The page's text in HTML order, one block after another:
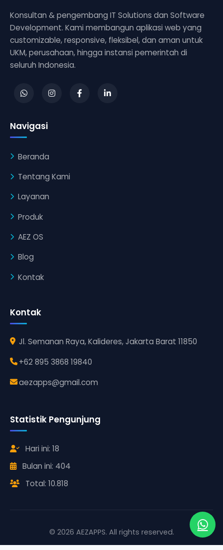
Konsultan & pengembang IT Solutions dan Software
Development. Kami membangun aplikasi web yang
customizable, responsive, fleksibel, dan aman untuk
UKM, perusahaan, hingga instansi pemerintah di
seluruh Indonesia.
Navigasi
Beranda
Tentang Kami
Layanan
Produk
AEZ OS
Blog
Kontak
Kontak
Jl. Semanan Raya, Kalideres, Jakarta Barat 11850
+62 895 3868 19840
aezapps@gmail.com
Statistik Pengunjung
Hari ini: 18
Bulan ini: 404
Total: 10.818
© 2026 AEZAPPS. All rights reserved.